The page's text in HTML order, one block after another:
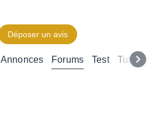
Déposer un avis
Annonces Forums Test